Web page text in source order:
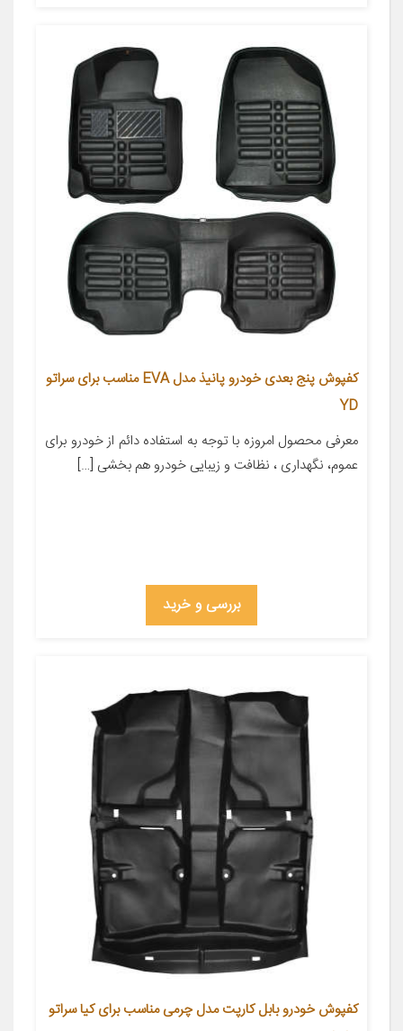
کفپوش پنج بعدی خودرو پانیذ مدل EVA مناسب برای سراتو
YD
معرفی محصول امروزه با توجه به استفاده دائم از خودرو برای
عموم، نگهداری ، نظافت و زیبایی خودرو هم بخشی […]
بررسی و خرید
کفپوش خودرو بابل کارپت مدل چرمی مناسب برای کیا سراتو